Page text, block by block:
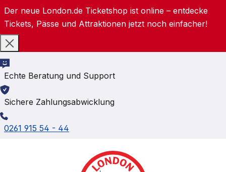
Zum Hauptinhalt springen
Der neue London.de Ticketshop ist online – entdecke
Tickets, Pässe und Attraktionen jetzt noch einfacher!
Echte Beratung und Support
Sichere Zahlungsabwicklung
0261 915 54 - 44